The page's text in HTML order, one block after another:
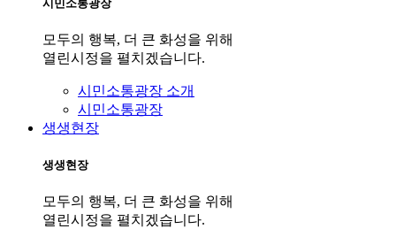
시민소통광장
모두의 행복, 더 큰 화성을 위해
열린시정을 펼치겠습니다.
시민소통광장 소개
시민소통광장
생생현장
생생현장
모두의 행복, 더 큰 화성을 위해
열린시정을 펼치겠습니다.